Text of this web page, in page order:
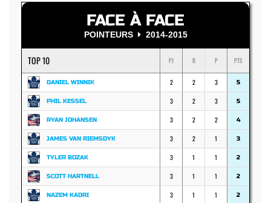
FACE À FACE
POINTEURS 2014-2015
TOP 10 PJ B P PTS
DANIEL WINNIK 2 2 3 5
PHIL KESSEL 3 2 3 5
RYAN JOHANSEN 3 2 2 4
JAMES VAN RIEMSDYK 3 2 1 3
TYLER BOZAK 3 1 1 2
SCOTT HARTNELL 3 1 1 2
NAZEM KADRI 3 1 1 2